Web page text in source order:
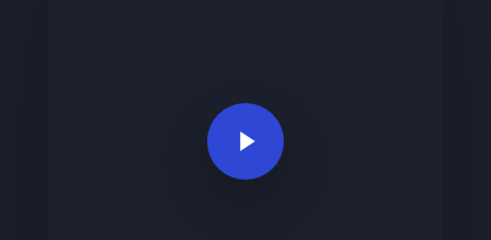
Play Video